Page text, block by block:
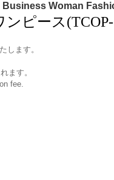
Woman
ピース(TCOP-
します。
ます。
fee.